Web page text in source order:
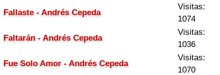
Fallaste - Andrés Cepeda
Visitas:
1074
Faltarán - Andrés Cepeda
Visitas:
1036
Fue Solo Amor - Andrés Cepeda
Visitas:
1070